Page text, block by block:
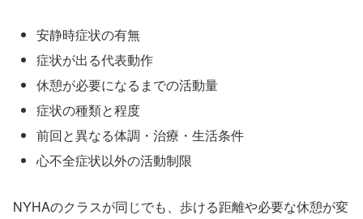
安静時症状の有無
症状が出る代表動作
休憩が必要になるまでの活動量
症状の種類と程度
前回と異なる体調・治療・生活条件
心不全症状以外の活動制限
NYHAのクラスが同じでも、歩ける距離や必要な休憩が変